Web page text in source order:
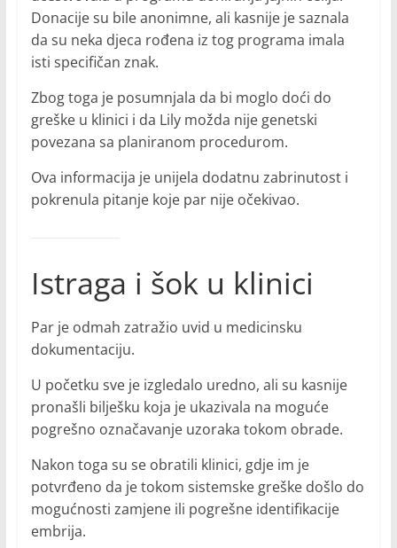
Donacije su bile anonimne, ali kasnije je saznala
da su neka djeca rođena iz tog programa imala
isti specifičan znak.
Zbog toga je posumnjala da bi moglo doći do
greške u klinici i da Lily možda nije genetski
povezana sa planiranom procedurom.
Ova informacija je unijela dodatnu zabrinutost i
pokrenula pitanje koje par nije očekivao.
Istraga i šok u klinici
Par je odmah zatražio uvid u medicinsku
dokumentaciju.
U početku sve je izgledalo uredno, ali su kasnije
pronašli bilješku koja je ukazivala na moguće
pogrešno označavanje uzoraka tokom obrade.
Nakon toga su se obratili klinici, gdje im je
potvrđeno da je tokom sistemske greške došlo do
mogućnosti zamjene ili pogrešne identifikacije
embrija.